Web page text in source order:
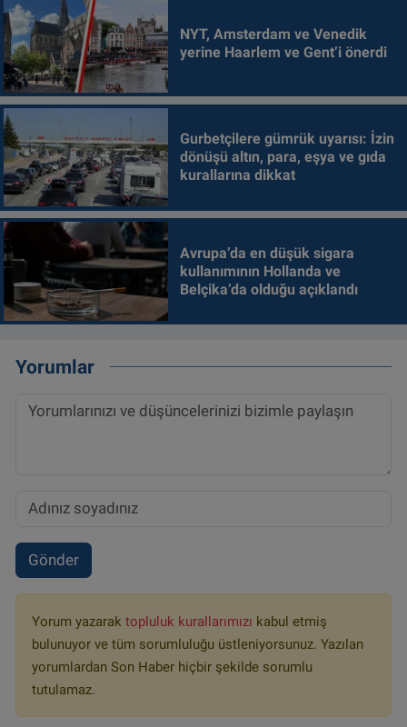
NYT, Amsterdam ve Venedik
yerine Haarlem ve Gent’i önerdi
Gurbetçilere gümrük uyarısı: İzin
dönüşü altın, para, eşya ve gıda
kurallarına dikkat
Avrupa’da en düşük sigara
kullanımının Hollanda ve
Belçika’da olduğu açıklandı
Yorumlar
Gönder
Yorum yazarak topluluk kurallarımızı kabul etmiş
bulunuyor ve tüm sorumluluğu üstleniyorsunuz. Yazılan
yorumlardan Son Haber hiçbir şekilde sorumlu
tutulamaz.